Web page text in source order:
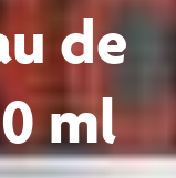
de
ml